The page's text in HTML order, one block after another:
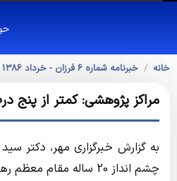
خانه خبرنامه شماره 6 فرزان - خرداد 1386
مراکز پژوهشی: کمتر از پنج
به گزارش خبرگزاری مهر، دکتر
چشم انداز 20 ساله مقام معظم رهبری هدایت می کند.